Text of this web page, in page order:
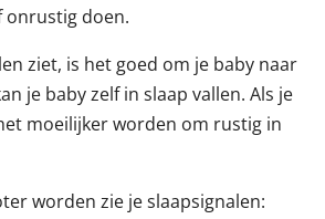
onrustig doen.
ziet, is het goed om je baby naar
je baby zelf in slaap vallen. Als je
moeilijker worden om rustig in
worden zie je slaapsignalen: